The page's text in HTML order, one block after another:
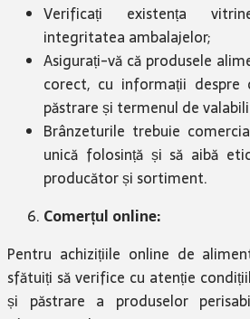
Verificați existența
integritatea ambalajelor;
Asigurați-vă că produsele
corect, cu informații despre
păstrare și termenul de
Brânzeturile trebuie
unică folosință și să aibă
producător și sortiment.
Comerțul online:
Pentru achizițiile online de
sfătuiți să verifice cu atenție
și păstrare a produselor